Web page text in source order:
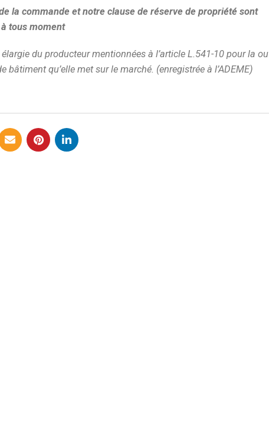
la commande et notre clause de réserve de propriété sont
tous moment
du producteur mentionnées à l’article L.541-10 pour la ou
qu’elle met sur le marché. (enregistrée à l’ADEME)